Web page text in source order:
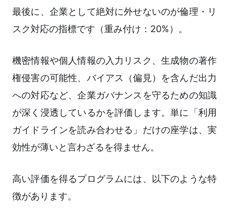
最後に、企業として絶対に外せないのが倫理・リ
スク対応の指標です（重み付け：20%）。
機密情報や個人情報の入力リスク、生成物の著作
権侵害の可能性、バイアス（偏見）を含んだ出力
への対応など、企業ガバナンスを守るための知識
が深く浸透しているかを評価します。単に「利用
ガイドラインを読み合わせる」だけの座学は、実
効性が薄いと言わざるを得ません。
高い評価を得るプログラムには、以下のような特
徴があります。